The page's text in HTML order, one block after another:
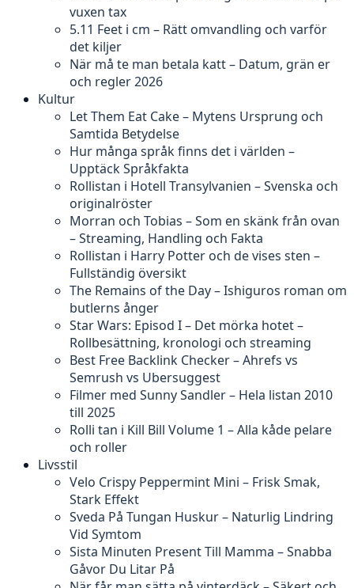
vuxen tax
5.11 Feet i cm – Rätt omvandling och varför
det kiljer
När må te man betala katt – Datum, grän er
och regler 2026
Kultur
Let Them Eat Cake – Mytens Ursprung och
Samtida Betydelse
Hur många språk finns det i världen –
Upptäck Språkfakta
Rollistan i Hotell Transylvanien – Svenska och
originalröster
Morran och Tobias – Som en skänk från ovan
– Streaming, Handling och Fakta
Rollistan i Harry Potter och de vises sten –
Fullständig översikt
The Remains of the Day – Ishiguros roman om
butlerns ånger
Star Wars: Episod I – Det mörka hotet –
Rollbesättning, kronologi och streaming
Best Free Backlink Checker – Ahrefs vs
Semrush vs Ubersuggest
Filmer med Sunny Sandler – Hela listan 2010
till 2025
Rolli tan i Kill Bill Volume 1 – Alla kåde pelare
och roller
Livsstil
Velo Crispy Peppermint Mini – Frisk Smak,
Stark Effekt
Sveda På Tungan Huskur – Naturlig Lindring
Vid Symtom
Sista Minuten Present Till Mamma – Snabba
Gåvor Du Litar På